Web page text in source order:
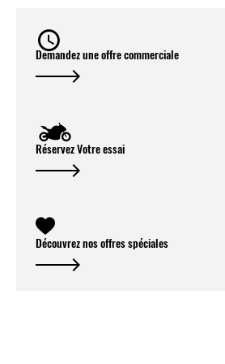
Demandez une offre commerciale
Réservez Votre essai
Découvrez nos offres spéciales